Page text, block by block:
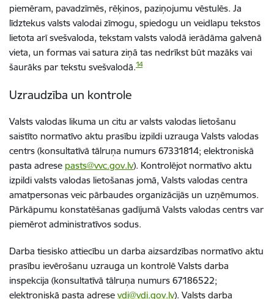
piemēram, pavadzīmēs, rēķinos, paziņojumu vēstulēs. Ja
līdztekus valsts valodai zīmogu, spiedogu un veidlapu tekstos
lietota arī svešvaloda, tekstam valsts valodā ierādāma galvenā
vieta, un formas vai satura ziņā tas nedrīkst būt mazāks vai
šaurāks par tekstu svešvalodā.14
Uzraudzība un kontrole
Valsts valodas likuma un citu ar valsts valodas lietošanu
saistīto normatīvo aktu prasību izpildi uzrauga Valsts valodas
centrs (konsultatīvā tālruņa numurs 67331814; elektroniskā
pasta adrese pasts@vvc.gov.lv). Kontrolējot normatīvo aktu
izpildi valsts valodas lietošanas jomā, Valsts valodas centra
amatpersonas veic pārbaudes organizācijās un uzņēmumos.
Pārkāpumu konstatēšanas gadījumā Valsts valodas centrs var
piemērot administratīvos sodus.
Darba tiesisko attiecību un darba aizsardzības normatīvo aktu
prasību ievērošanu uzrauga un kontrolē Valsts darba
inspekcija (konsultatīvā tālruņa numurs 67186522;
elektroniskā pasta adrese vdi@vdi.gov.lv). Valsts darba